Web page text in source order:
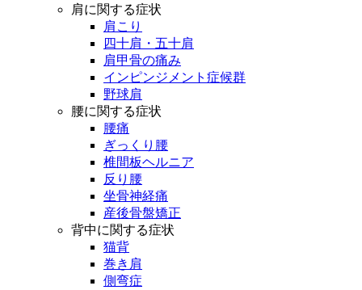
肩に関する症状
肩こり
四十肩・五十肩
肩甲骨の痛み
インピンジメント症候群
野球肩
腰に関する症状
腰痛
ぎっくり腰
椎間板ヘルニア
反り腰
坐骨神経痛
産後骨盤矯正
背中に関する症状
猫背
巻き肩
側弯症